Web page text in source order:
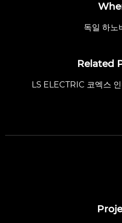
독일 하노
Related
LS ELECTRIC 코엑스